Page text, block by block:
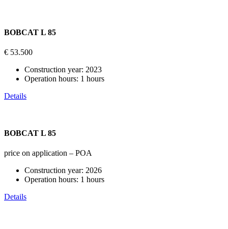
BOBCAT L 85
€ 53.500
Construction year: 2023
Operation hours: 1 hours
Details
BOBCAT L 85
price on application – POA
Construction year: 2026
Operation hours: 1 hours
Details